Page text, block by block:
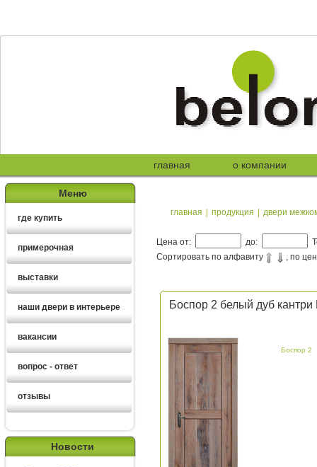
главная о компании
Меню
где купить
примерочная
выставки
наши двери в интерьере
вакансии
вопрос - ответ
отзывы
Новости
главная | продукция | двери
Цена от: до:
Сортировать по алфавиту
, по
Боспор 2 белый дуб кантри
Боспор 2
Алексей
Здравствуйте!